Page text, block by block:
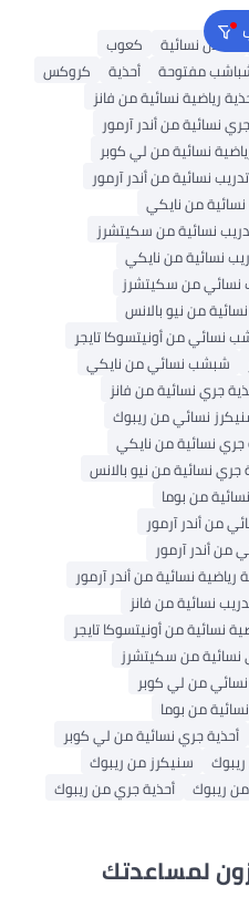
صنادل نسائية
كعوب
مفتوحة أحذية
كروكس
رياضية نسائية من فانز
نسائية من أندر آرمور
نسائية من لي كوبر
نسائية من أندر آرمور
نسائية من نايكي
نسائية من سكيتشرز
نسائية من نايكي
من سكيتشرز
من نيو بالانس
نسائي من أونيتسوكا تايجر
شبشب نسائي من نايكي
جري نسائية من فانز
نسائي من ريبوك
جري نسائية من نايكي
جري نسائية من نيو بالانس
من بوما
من أندر آرمور
من أندر آرمور
رياضية نسائية من أندر آرمور
نسائية من فانز
نسائية من أونيتسوكا تايجر
نسائية من سكيتشرز
من لي كوبر
من بوما
أحذية جري نسائية من لي كوبر
سنيكرز من ريبوك
ريبوك
أحذية جري من ريبوك
لمساعدتك